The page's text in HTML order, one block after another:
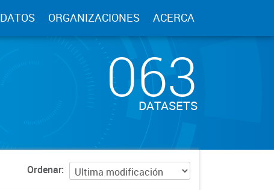
DATOS ORGANIZACIONES ACERCA
063
DATASETS
Ordenar